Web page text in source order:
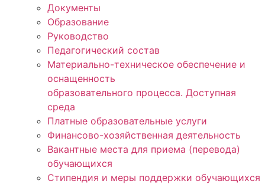
Документы
Образование
Руководство
Педагогический состав
Материально-техническое обеспечение и
оснащенность
образовательного процесса. Доступная
среда
Платные образовательные услуги
Финансово-хозяйственная деятельность
Вакантные места для приема (перевода)
обучающихся
Стипендия и меры поддержки обучающихся